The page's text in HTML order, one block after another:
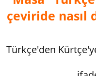
çeviride nasıl
Türkçe'den